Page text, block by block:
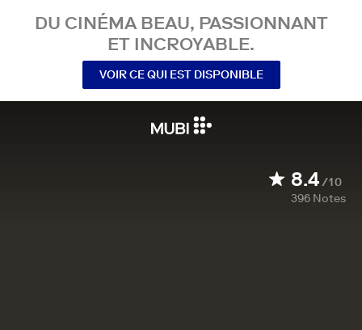
DU CINÉMA BEAU, PASSIONNANT
ET INCROYABLE.
VOIR CE QUI EST DISPONIBLE
8.4/10
396 Notes